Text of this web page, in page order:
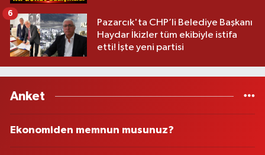
Pazarcık'ta CHP’li Belediye Başkanı
Haydar İkizler tüm ekibiyle istifa
etti! İşte yeni partisi
6
Anket
Ekonomiden memnun musunuz?